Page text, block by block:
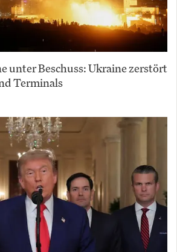
unter Beschuss: Ukraine zerstört
Terminals